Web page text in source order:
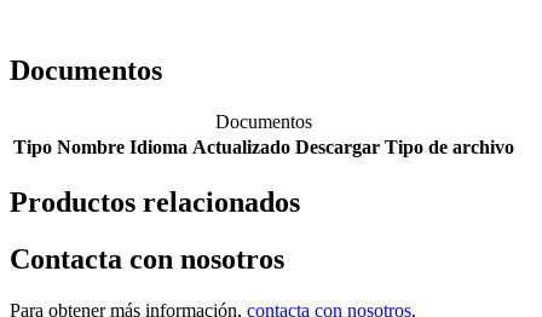
Documentos
Documentos
Tipo Nombre Idioma Actualizado Descargar Tipo de archivo
Productos relacionados
Contacta con nosotros
Para obtener más información, contacta con nosotros.